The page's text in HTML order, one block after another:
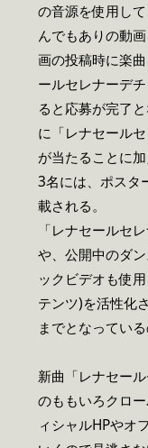
の音源を使用し
んでもありの動
画の投稿時に楽
ールセレナーデ
ると応募が完了
に「レナセール
が当たることに
3名には、ポスタ
載される。
「レナセールセ
や、公開中のダ
ックビデオも使
テンツ)を活性化
までとなってい
新曲「レナセー
のももいろクロ
ィシャルHPやオ